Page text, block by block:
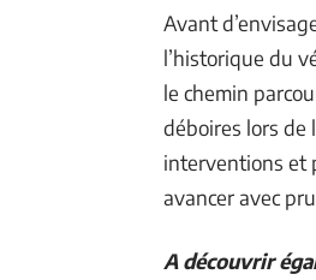
Avant
l’historique du
le chemin
déboires lors de
interventions et
avancer avec
A découvrir